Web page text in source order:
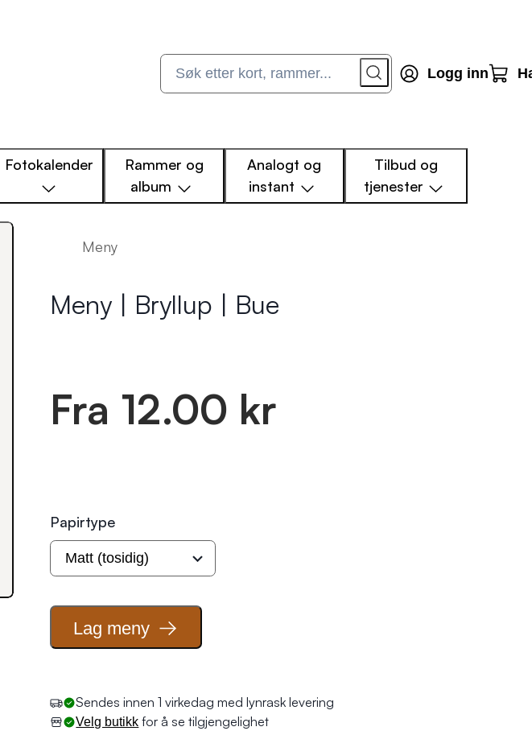
Logg inn
Fotokalender
Rammer og
album
Analogt og
instant
Tilbud og
tjenester
Meny
Meny | Bryllup | Bue
Fra 12.00 kr
Papirtype
Lag meny
Sendes innen 1 virkedag med lynrask levering
Velg butikk for å se tilgjengelighet